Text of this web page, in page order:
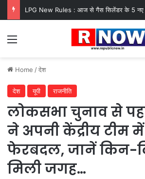
Menu
Home /देश
देश यूपी राजनीति
लोकसभा चुनाव से
ने अपनी केंद्रीय टीम
फेरबदल, जानें किन-
मिली जगह…